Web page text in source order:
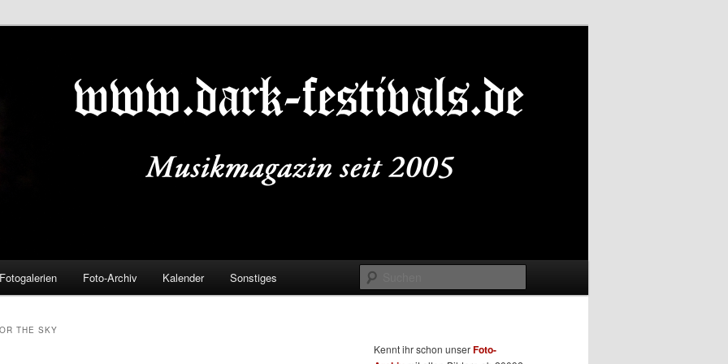
Fotogalerien Foto-Archiv Kalender Sonstiges
THE SKY
Kennt ihr schon unserFoto-